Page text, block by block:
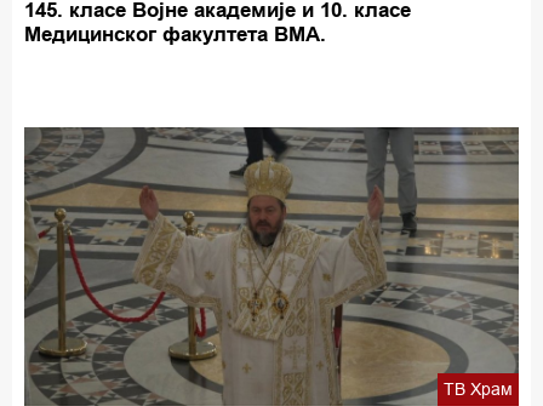
145. класе Војне академије и 10. класе
Медицинског факултета ВМА.
ТВ Храм